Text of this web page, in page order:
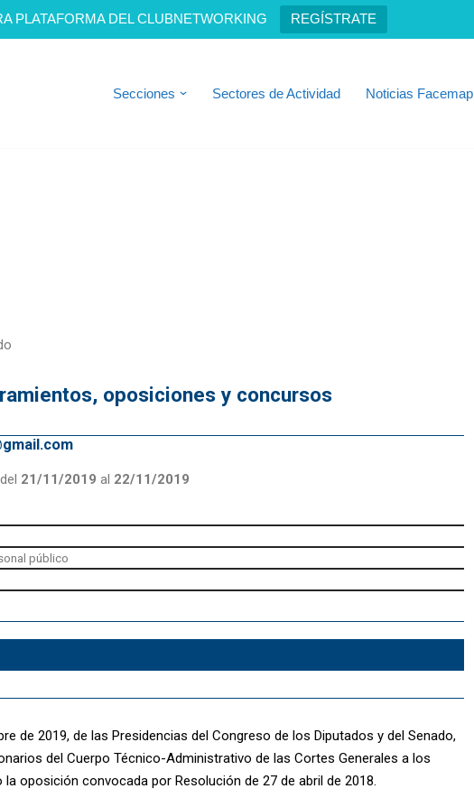
PLATAFORMA DEL CLUBNETWORKING REGÍSTRATE
Secciones Sectores de Actividad Noticias Facemap
oposiciones y concursos
21/11/2019 al 22/11/2019
público
de 2019, de las Presidencias del Congreso de los Diputados y del Senado,
del Cuerpo Técnico-Administrativo de las Cortes Generales a los
oposición convocada por Resolución de 27 de abril de 2018.